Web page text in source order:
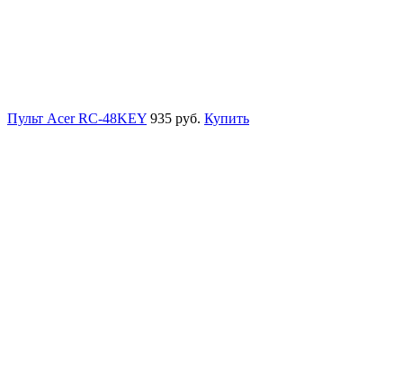
Пульт Acer RC-48KEY 935 руб. Купить